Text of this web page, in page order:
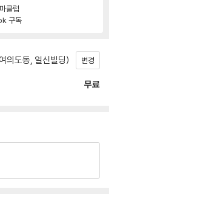
클럽
구독
의도동, 일신빌딩) 변경
무료